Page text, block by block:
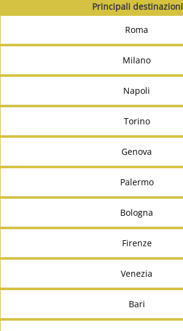
Principali destinazioni
Roma
Milano
Napoli
Torino
Genova
Palermo
Bologna
Firenze
Venezia
Bari